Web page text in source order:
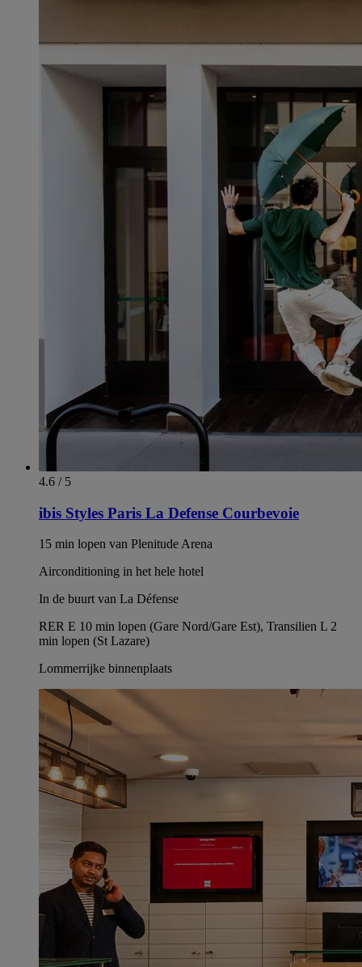
4.6 / 5
ibis Styles Paris La Defense Courbevoie
15 min lopen van Plenitude Arena
Airconditioning in het hele hotel
In de buurt van La Défense
RER E 10 min lopen (Gare Nord/Gare Est), Transilien L 2
min lopen (St Lazare)
Lommerrijke binnenplaats